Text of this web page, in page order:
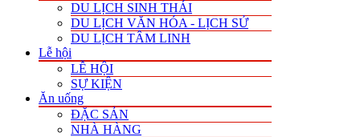
DU LỊCH SINH THÁI
DU LỊCH VĂN HÓA - LỊCH SỬ
DU LỊCH TÂM LINH
Lễ hội
LỄ HỘI
SỰ KIỆN
Ăn uống
ĐẶC SẢN
NHÀ HÀNG